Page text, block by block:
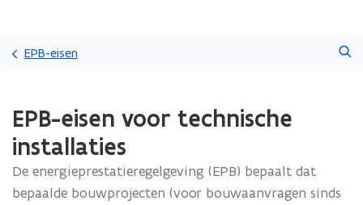
gaan
EPB-eisen
met
laden.
zich
op:
EPB-eisen voor technische
installaties
De energieprestatieregelgeving (EPB) bepaalt dat
bepaalde bouwprojecten (voor bouwaanvragen sinds